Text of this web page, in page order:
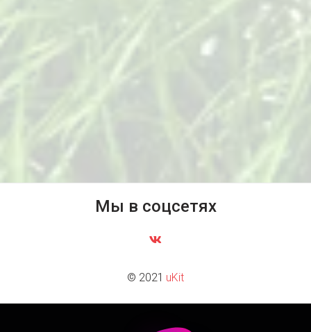
программой и протоколами), а также еженедельные
кураторские встречи (супервизии) в течение интенсива,
на которых ведущий куратор будет отслеживать
прогресс ребенка и обновлять программу.
Занятия проводятся, как правило, утром и вечером, с
Мы в соцсетях
© 2021 uKit